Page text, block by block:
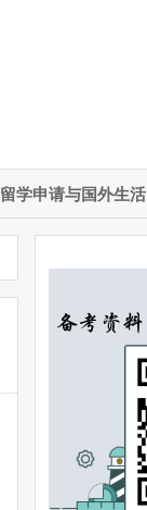
留学申请与国外生活